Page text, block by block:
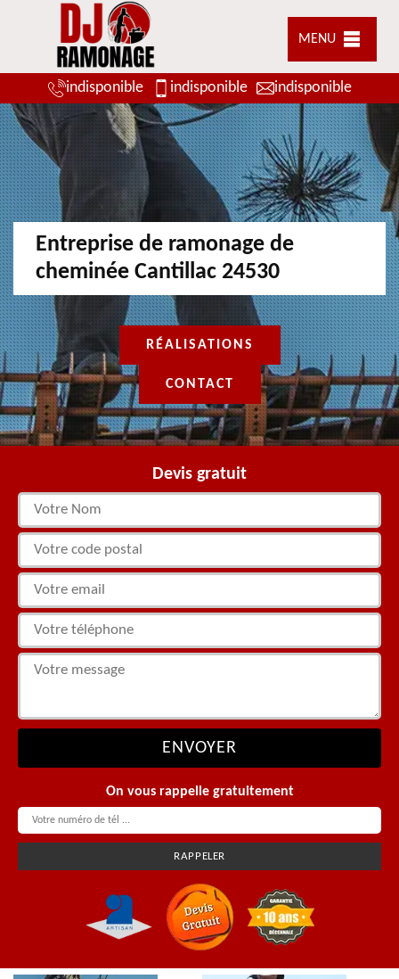
MENU
indisponible indisponible indisponible
Entreprise de ramonage de
cheminée Cantillac 24530
RÉALISATIONS
CONTACT
Devis gratuit
On vous rappelle gratuitement